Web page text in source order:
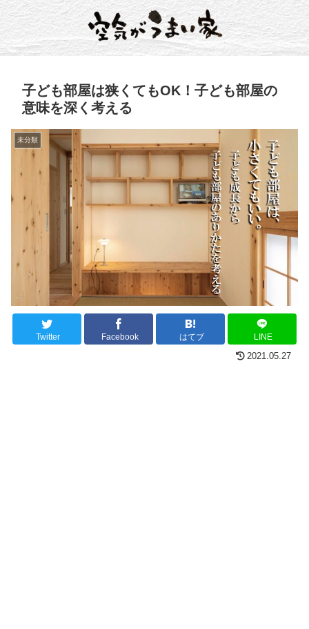
子ども部屋は狭くてもOK！子ども部屋の
意味を深く考える
未分類
Twitter Facebook はてブ LINE
2021.05.27